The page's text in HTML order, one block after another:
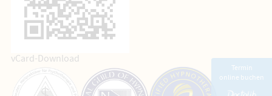
Termin
online buchen
vCard-Download